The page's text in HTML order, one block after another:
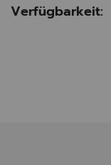
Verfügbarkeit: